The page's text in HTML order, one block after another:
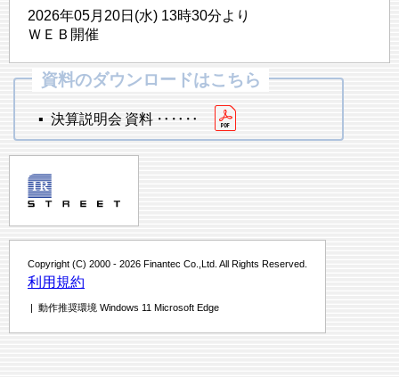
2026年05月20日(水) 13時30分より
ＷＥＢ開催
▪ 決算説明会 資料 ‥‥‥
Copyright (C) 2000 - 2026 Finantec Co.,Ltd. All Rights Reserved.
利用規約
| 動作推奨環境 Windows 11 Microsoft Edge